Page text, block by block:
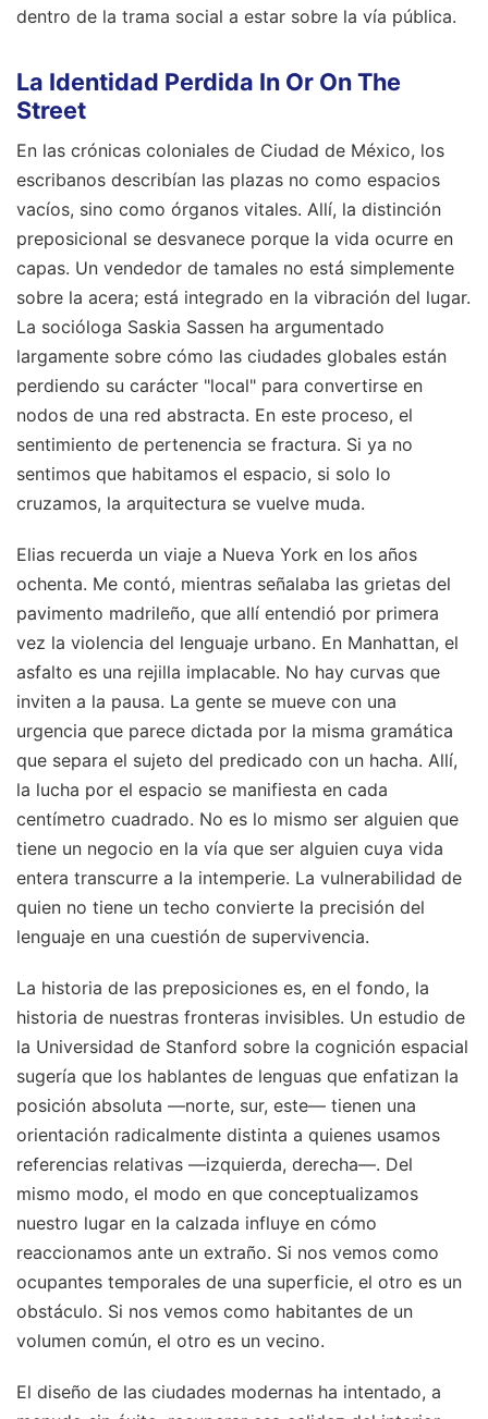
dentro de la trama social a estar sobre la vía pública.
La Identidad Perdida In Or On The
Street
En las crónicas coloniales de Ciudad de México, los
escribanos describían las plazas no como espacios
vacíos, sino como órganos vitales. Allí, la distinción
preposicional se desvanece porque la vida ocurre en
capas. Un vendedor de tamales no está simplemente
sobre la acera; está integrado en la vibración del lugar.
La socióloga Saskia Sassen ha argumentado
largamente sobre cómo las ciudades globales están
perdiendo su carácter "local" para convertirse en
nodos de una red abstracta. En este proceso, el
sentimiento de pertenencia se fractura. Si ya no
sentimos que habitamos el espacio, si solo lo
cruzamos, la arquitectura se vuelve muda.
Elias recuerda un viaje a Nueva York en los años
ochenta. Me contó, mientras señalaba las grietas del
pavimento madrileño, que allí entendió por primera
vez la violencia del lenguaje urbano. En Manhattan, el
asfalto es una rejilla implacable. No hay curvas que
inviten a la pausa. La gente se mueve con una
urgencia que parece dictada por la misma gramática
que separa el sujeto del predicado con un hacha. Allí,
la lucha por el espacio se manifiesta en cada
centímetro cuadrado. No es lo mismo ser alguien que
tiene un negocio en la vía que ser alguien cuya vida
entera transcurre a la intemperie. La vulnerabilidad de
quien no tiene un techo convierte la precisión del
lenguaje en una cuestión de supervivencia.
La historia de las preposiciones es, en el fondo, la
historia de nuestras fronteras invisibles. Un estudio de
la Universidad de Stanford sobre la cognición espacial
sugería que los hablantes de lenguas que enfatizan la
posición absoluta —norte, sur, este— tienen una
orientación radicalmente distinta a quienes usamos
referencias relativas —izquierda, derecha—. Del
mismo modo, el modo en que conceptualizamos
nuestro lugar en la calzada influye en cómo
reaccionamos ante un extraño. Si nos vemos como
ocupantes temporales de una superficie, el otro es un
obstáculo. Si nos vemos como habitantes de un
volumen común, el otro es un vecino.
El diseño de las ciudades modernas ha intentado, a